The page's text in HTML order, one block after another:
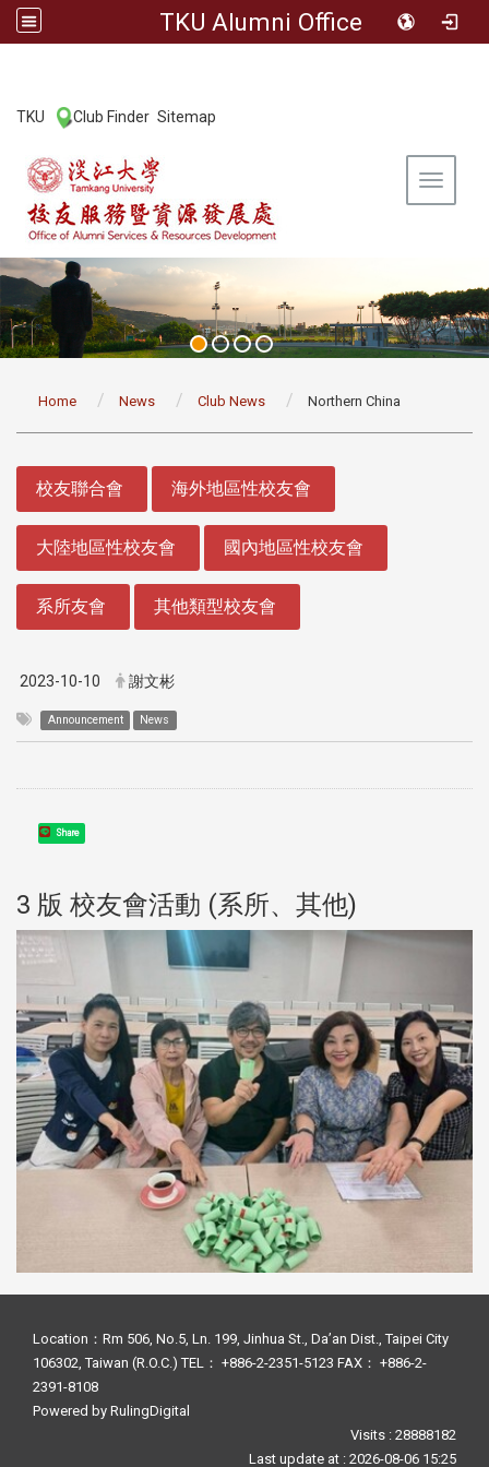
TKU Alumni Office
TKU Club Finder Sitemap
Toggle
Home News Club News Northern China
校友聯合會 海外地區性校友會
大陸地區性校友會 國內地區性校友會
系所友會 其他類型校友會
2023-10-10 謝文彬
Announcement News
Share
3 版 校友會活動 (系所、其他)
Location：Rm 506, No.5, Ln. 199, Jinhua St., Da’an Dist., Taipei City
106302, Taiwan (R.O.C.) TEL： +886-2-2351-5123 FAX： +886-2-
2391-8108
Powered by RulingDigital
Visits : 28888182
Last update at :2026-08-06 15:25